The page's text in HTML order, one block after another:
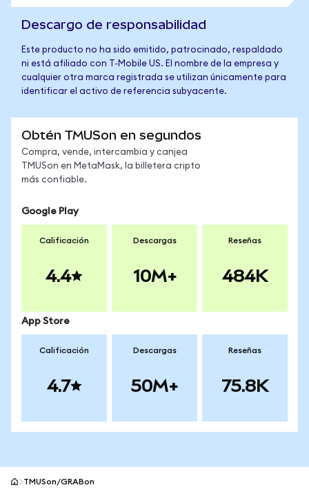
Descargo de responsabilidad
Este producto no ha sido emitido, patrocinado, respaldado
ni está afiliado con T-Mobile US. El nombre de la empresa y
cualquier otra marca registrada se utilizan únicamente para
identificar el activo de referencia subyacente.
Obtén TMUSon en segundos
Compra, vende, intercambia y canjea
TMUSon en MetaMask, la billetera cripto
más confiable.
Google Play
Calificación
4.4
Descargas
10M+
Reseñas
484K
App Store
Calificación
4.7
Descargas
50M+
Reseñas
75.8K
TMUSon/GRABon